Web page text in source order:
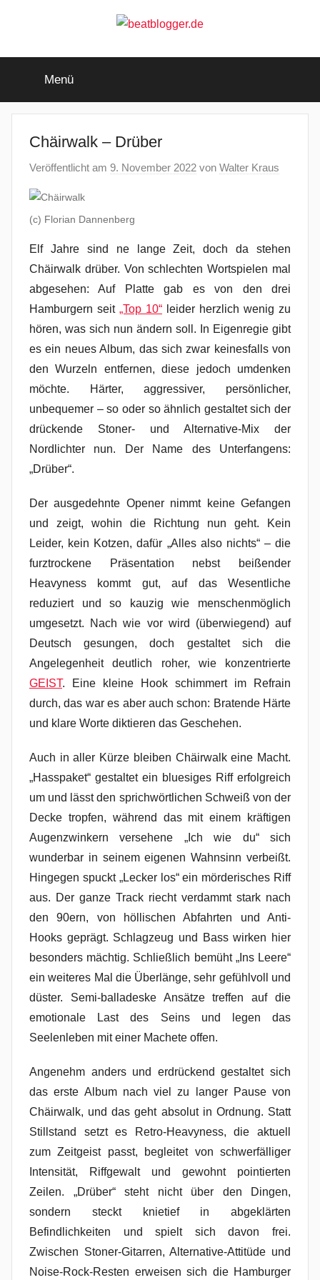
beatblogger.de
beat
goes
Menü
Chäirwalk – Drüber
Veröffentlicht am 9. November 2022 von Walter Kraus
(c) Florian Dannenberg
Elf Jahre sind ne lange Zeit, doch da stehen
Chäirwalk drüber. Von schlechten Wortspielen mal
abgesehen: Auf Platte gab es von den drei
Hamburgern seit „Top 10“ leider herzlich wenig zu
hören, was sich nun ändern soll. In Eigenregie gibt
es ein neues Album, das sich zwar keinesfalls von
den Wurzeln entfernen, diese jedoch umdenken
möchte. Härter, aggressiver, persönlicher,
unbequemer – so oder so ähnlich gestaltet sich der
drückende Stoner- und Alternative-Mix der
Nordlichter nun. Der Name des Unterfangens:
„Drüber“.
Der ausgedehnte Opener nimmt keine Gefangen
und zeigt, wohin die Richtung nun geht. Kein
Leider, kein Kotzen, dafür „Alles also nichts“ – die
furztrockene Präsentation nebst beißender
Heavyness kommt gut, auf das Wesentliche
reduziert und so kauzig wie menschenmöglich
umgesetzt. Nach wie vor wird (überwiegend) auf
Deutsch gesungen, doch gestaltet sich die
Angelegenheit deutlich roher, wie konzentrierte
GEIST. Eine kleine Hook schimmert im Refrain
durch, das war es aber auch schon: Bratende Härte
und klare Worte diktieren das Geschehen.
Auch in aller Kürze bleiben Chäirwalk eine Macht.
„Hasspaket“ gestaltet ein bluesiges Riff erfolgreich
um und lässt den sprichwörtlichen Schweiß von der
Decke tropfen, während das mit einem kräftigen
Augenzwinkern versehene „Ich wie du“ sich
wunderbar in seinem eigenen Wahnsinn verbeißt.
Hingegen spuckt „Lecker los“ ein mörderisches Riff
aus. Der ganze Track riecht verdammt stark nach
den 90ern, von höllischen Abfahrten und Anti-
Hooks geprägt. Schlagzeug und Bass wirken hier
besonders mächtig. Schließlich bemüht „Ins Leere“
ein weiteres Mal die Überlänge, sehr gefühlvoll und
düster. Semi-balladeske Ansätze treffen auf die
emotionale Last des Seins und legen das
Seelenleben mit einer Machete offen.
Angenehm anders und erdrückend gestaltet sich
das erste Album nach viel zu langer Pause von
Chäirwalk, und das geht absolut in Ordnung. Statt
Stillstand setzt es Retro-Heavyness, die aktuell
zum Zeitgeist passt, begleitet von schwerfälliger
Intensität, Riffgewalt und gewohnt pointierten
Zeilen. „Drüber“ steht nicht über den Dingen,
sondern steckt knietief in abgeklärten
Befindlichkeiten und spielt sich davon frei.
Zwischen Stoner-Gitarren, Alternative-Attitüde und
Noise-Rock-Resten erweisen sich die Hamburger